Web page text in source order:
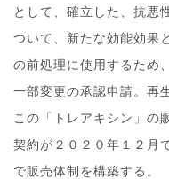
として、確立した、抗悪
ついて、新たな効能効果
の前処理に使用するため
一部変更の承認申請。再
この「トレアキシン」の
契約が２０２０年１２月
で販売体制を構築する。